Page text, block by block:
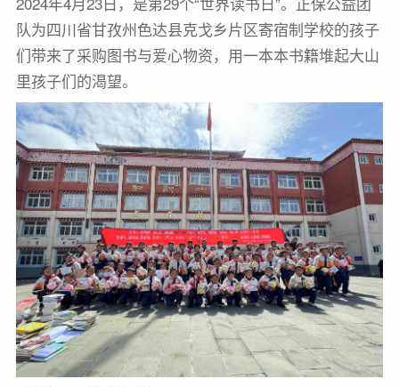
队为四川省甘孜州色达县克戈乡片区寄宿制学校的孩子
们带来了采购图书与爱心物资，用一本本书籍堆起大山
里孩子们的渴望。